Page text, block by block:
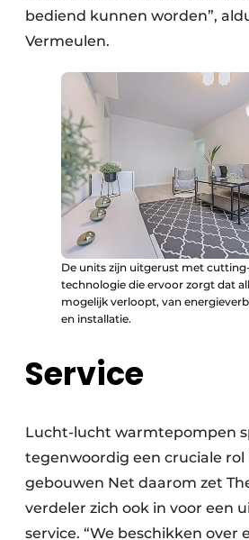
bediend kunnen worden”,
Vermeulen.
De units zijn uitgerust met
technologie die ervoor zorgt dat
mogelijk verloopt, van
en installatie.
Service
Lucht-lucht warmtepompen
tegenwoordig een cruciale rol
gebouwen Net daarom zet
verdeler zich ook in voor een
service. “We beschikken over